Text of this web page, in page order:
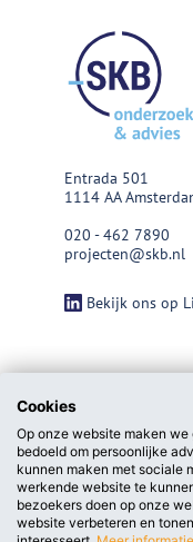
Entrada 501
1114 AA
020 - 462 7890
projecten@skb.nl
Bekijk ons op
Cookies
Op onze website maken
bedoeld om persoonlijke
kunnen maken met sociale
werkende website te
bezoekers doen op onze
website verbeteren en